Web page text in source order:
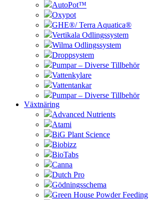
AutoPot™
Oxypot
GHE®/ Terra Aquatica®
Vertikala Odlingssystem
Wilma Odlingssystem
Droppsystem
Pumpar – Diverse Tillbehör
Vattenkylare
Vattentankar
Pumpar – Diverse Tillbehör
Växtnäring
Advanced Nutrients
Atami
BiG Plant Science
Biobizz
BioTabs
Canna
Dutch Pro
Gödningsschema
Green House Powder Feeding